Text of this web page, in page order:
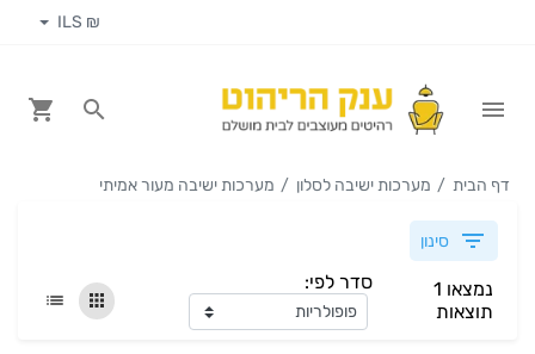
₪ ILS
דף הבית מערכות ישיבה לסלון מערכות ישיבה מעור אמיתי
סינון
נמצאו 1
תוצאות
סדר לפי: